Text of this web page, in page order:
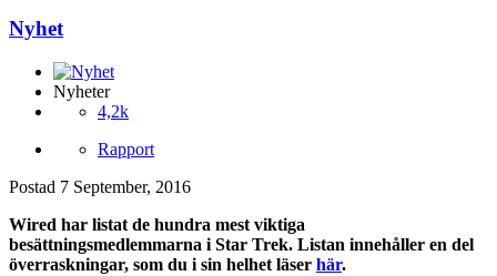
Nyhet
Nyheter
4,2k
Rapport
Postad 7 September, 2016
Wired har listat de hundra mest viktiga
besättningsmedlemmarna i Star Trek. Listan innehåller en del
överraskningar, som du i sin helhet läser här.